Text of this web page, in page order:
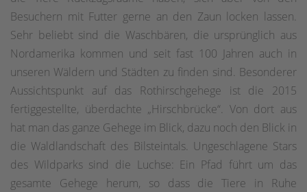
Besuchern mit Futter gerne an den Zaun locken lassen.
Sehr beliebt sind die Waschbären, die ursprünglich aus
Nordamerika kommen und seit fast 100 Jahren auch in
unseren Wäldern und Städten zu finden sind. Besonderer
Aussichtspunkt auf das Rothirschgehege ist die 2015
fertiggestellte, überdachte „Hirschbrücke“. Von dort aus
hat man das ganze Gehege im Blick, dazu noch den Blick in
die Waldlandschaft des Bilsteintals. Ungeschlagene Stars
des Wildparks sind die Luchse: Ein Pfad führt um das
gesamte Gehege herum, so dass die Tiere in Ruhe